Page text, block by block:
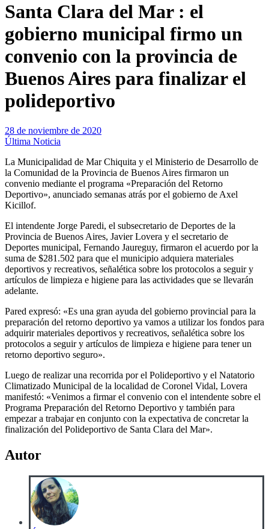
Santa Clara del Mar : el
gobierno municipal firmo un
convenio con la provincia de
Buenos Aires para finalizar el
polideportivo
28 de noviembre de 2020
Última Noticia
La Municipalidad de Mar Chiquita y el Ministerio de Desarrollo de
la Comunidad de la Provincia de Buenos Aires firmaron un
convenio mediante el programa «Preparación del Retorno
Deportivo», anunciado semanas atrás por el gobierno de Axel
Kicillof.
El intendente Jorge Paredi, el subsecretario de Deportes de la
Provincia de Buenos Aires, Javier Lovera y el secretario de
Deportes municipal, Fernando Jaureguy, firmaron el acuerdo por la
suma de $281.502 para que el municipio adquiera materiales
deportivos y recreativos, señalética sobre los protocolos a seguir y
artículos de limpieza e higiene para las actividades que se llevarán
adelante.
Pared expresó: «Es una gran ayuda del gobierno provincial para la
preparación del retorno deportivo ya vamos a utilizar los fondos para
adquirir materiales deportivos y recreativos, señalética sobre los
protocolos a seguir y artículos de limpieza e higiene para tener un
retorno deportivo seguro».
Luego de realizar una recorrida por el Polideportivo y el Natatorio
Climatizado Municipal de la localidad de Coronel Vidal, Lovera
manifestó: «Venimos a firmar el convenio con el intendente sobre el
Programa Preparación del Retorno Deportivo y también para
empezar a trabajar en conjunto con la expectativa de concretar la
finalización del Polideportivo de Santa Clara del Mar».
Autor